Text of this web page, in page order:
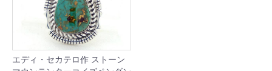
エディ・セカテロ作 ストーン